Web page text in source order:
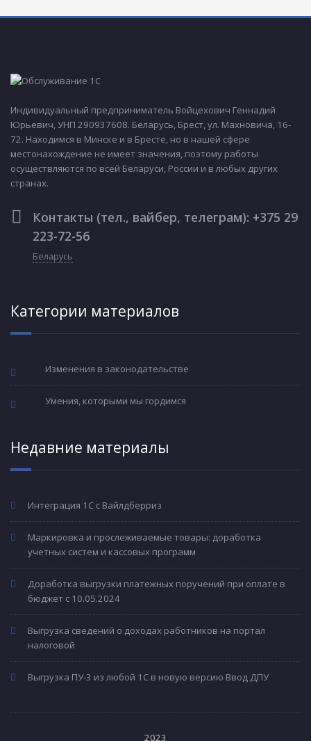
Индивидуальный предприниматель Войцехович Геннадий
Юрьевич, УНП 290937608. Беларусь, Брест, ул. Махновича, 16-
72. Находимся в Минске и в Бресте, но в нашей сфере
местонахождение не имеет значения, поэтому работы
осуществляются по всей Беларуси, России и в любых других
странах.
Контакты (тел., вайбер, телеграм): +375 29
223-72-56
Беларусь
Категории материалов
Изменения в законодательстве
Умения, которыми мы гордимся
Недавние материалы
Интеграция 1С с Вайлдберриз
Маркировка и прослеживаемые товары: доработка
учетных систем и кассовых программ
Доработка выгрузки платежных поручений при оплате в
бюджет с 10.05.2024
Выгрузка сведений о доходах работников на портал
налоговой
Выгрузка ПУ-3 из любой 1С в новую версию Ввод ДПУ
2023